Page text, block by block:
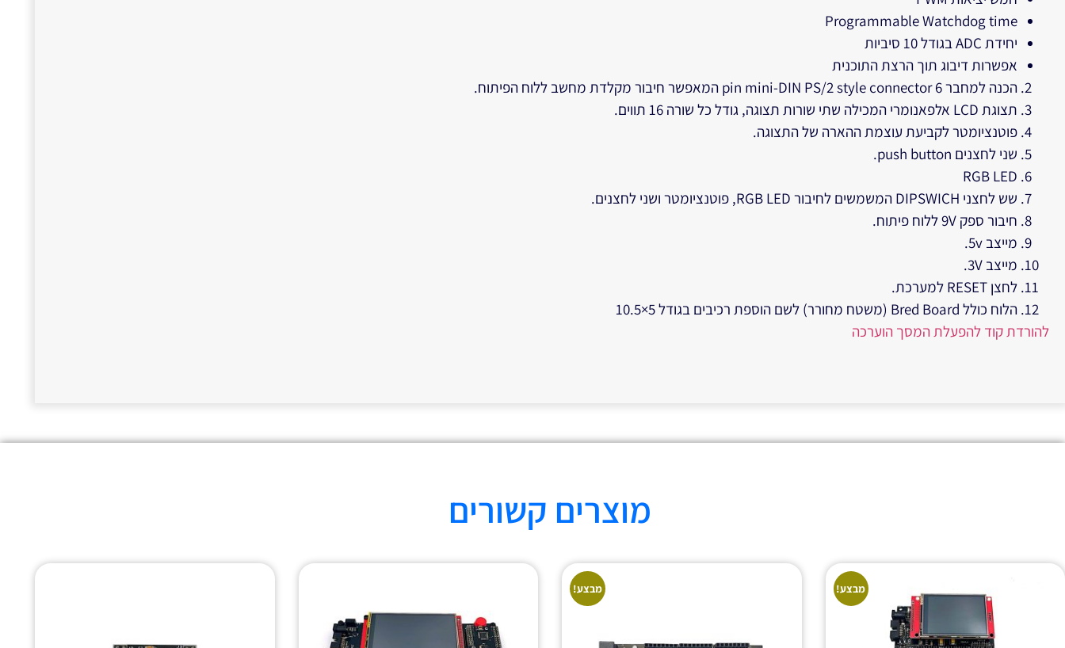
Programmable Watchdog time
יחידת ADC בגודל 10 סיביות
אפשרות דיבוג תוך הרצת התוכנית
הכנה למחבר 6 pin mini-DIN PS/2 style connector המאפשר חיבור מקלדת מחשב ללוח הפיתוח.
תצוגת LCD אלפאנומרי המכילה שתי שורות תצוגה, גודל כל שורה 16 תווים.
פוטנציומטר לקביעת עוצמת ההארה של התצוגה.
שני לחצנים push button.
RGB LED
שש לחצני DIPSWICH המשמשים לחיבור RGB LED, פוטנציומטר ושני לחצנים.
חיבור ספק 9V ללוח פיתוח.
מייצב 5v.
מייצב 3V.
לחצן RESET למערכת.
הלוח כולל Bred Board (משטח מחורר) לשם הוספת רכיבים בגודל 5×10.5
להורדת קוד להפעלת המסך הוערכה
מוצרים קשורים
מבצע! מבצע!